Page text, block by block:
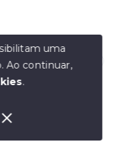
para te ajudar.
- Todos os
uma
Ao continuar,
.